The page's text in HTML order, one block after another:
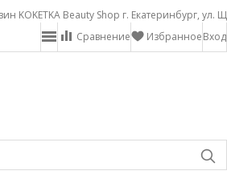
KOKETKA Beauty Shop г. Екатеринбург, ул.
Вход
Избранное
Сравнение